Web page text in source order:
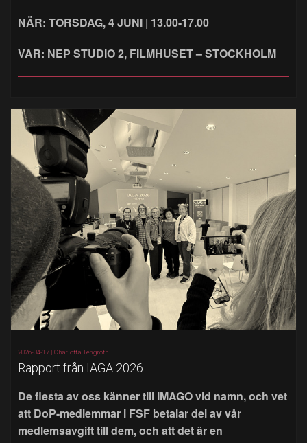
NÄR: TORSDAG, 4 JUNI | 13.00-17.00
VAR: NEP STUDIO 2, FILMHUSET – STOCKHOLM
2026-04-17 | Charlotta Tengroth
Rapport från IAGA 2026
De flesta av oss känner till IMAGO vid namn, och vet
att DoP-medlemmar i FSF betalar del av vår
medlemsavgift till dem, och att det är en